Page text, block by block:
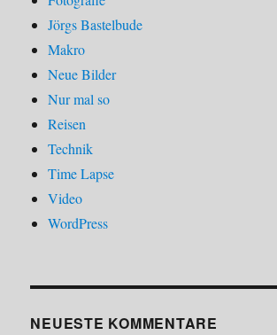
Jörgs Bastelbude
Makro
Neue Bilder
Nur mal so
Reisen
Technik
Time Lapse
Video
WordPress
NEUESTE KOMMENTARE